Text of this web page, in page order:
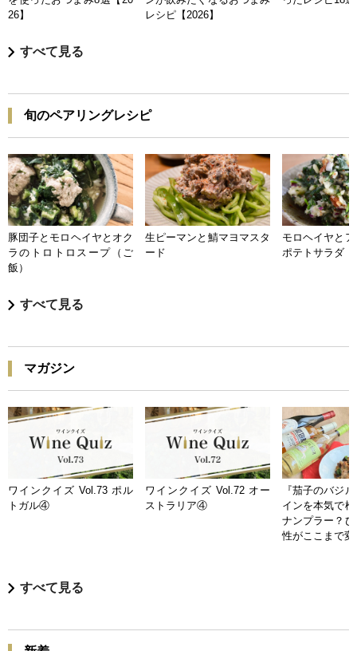
26】
レシピ【2026】
すべて見る
旬のペアリングレシピ
豚団子とモロヘイヤとオク
ラのトロトロスープ（ご
飯）
生ピーマンと鯖マヨマスタ
ード
モロヘイヤと
ポテトサラダ
すべて見る
マガジン
ワインクイズ Vol.73 ポル
トガル④
ワインクイズ Vol.72 オー
ストラリア④
『茄子のバジ
インを本気で
ナンプラー？
性がここまで
すべて見る